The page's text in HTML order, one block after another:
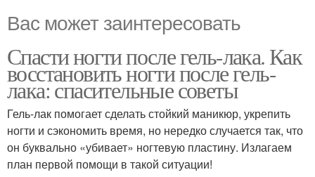
Вас может заинтересовать
Спасти ногти после гель-лака. Как
восстановить ногти после гель-
лака: спасительные советы
Гель-лак помогает сделать стойкий маникюр, укрепить
ногти и сэкономить время, но нередко случается так, что
он буквально «убивает» ногтевую пластину. Излагаем
план первой помощи в такой ситуации!